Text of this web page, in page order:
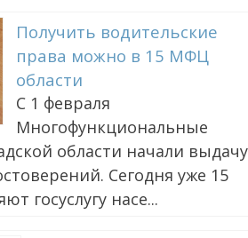
Получить водительские
права можно в 15 МФЦ
области
С 1 февраля
Многофункциональные
области начали выдачу
Сегодня уже 15
госуслугу насе...